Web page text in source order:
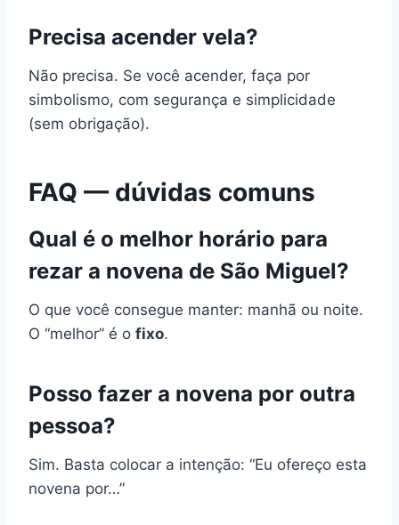
Precisa acender vela?
Não precisa. Se você acender, faça por
simbolismo, com segurança e simplicidade
(sem obrigação).
FAQ — dúvidas comuns
Qual é o melhor horário para
rezar a novena de São Miguel?
O que você consegue manter: manhã ou noite.
O “melhor” é o fixo.
Posso fazer a novena por outra
pessoa?
Sim. Basta colocar a intenção: “Eu ofereço esta
novena por…”